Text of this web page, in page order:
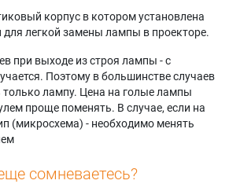
Samsung
HLS6166W
Samsung
HLS6166WX/XAC
Samsung
HLS6167W
Samsung
HLS6167WX/XAA
Samsung
SP61K3HDX/XAX
Samsung
SP61K3HVX/XAP
Samsung
SP71L8UHNX/XAX
корпус в котором установлена
легкой замены лампы в проекторе.
при выходе из строя лампы - с
Поэтому в большинстве случаев
только лампу. Цена на голые лампы
проще поменять. В случае, если на
(микросхема) - необходимо менять
сомневаетесь?